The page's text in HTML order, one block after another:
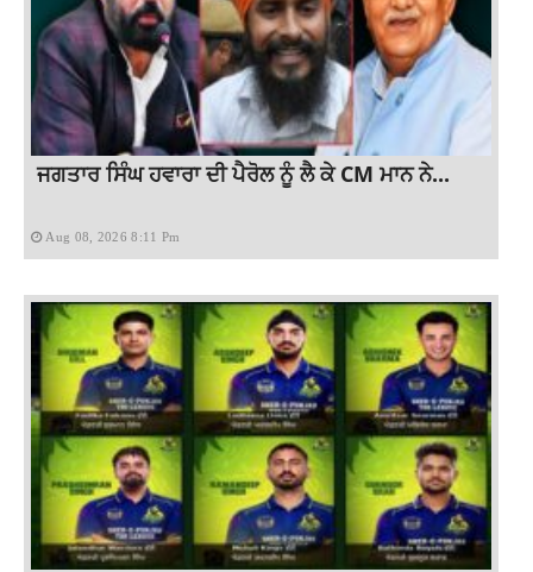
ਜਗਤਾਰ ਸਿੰਘ ਹਵਾਰਾ ਦੀ ਪੈਰੋਲ ਨੂੰ ਲੈ ਕੇ CM ਮਾਨ ਨੇ...
Aug 08, 2026 8:11 Pm